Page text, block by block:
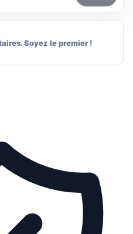
Soyez le premier !